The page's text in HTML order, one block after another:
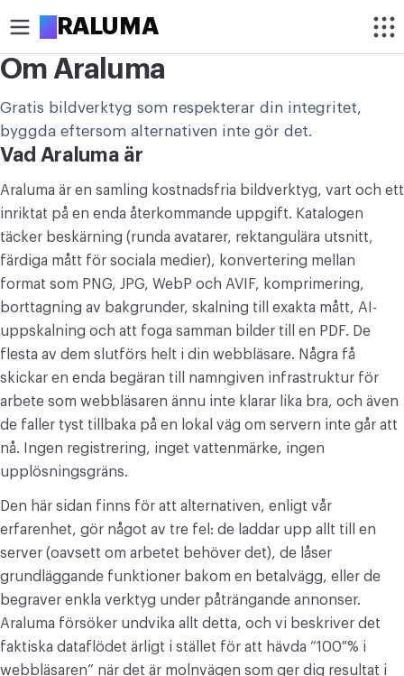
ARALUMA
Beskär bild
Beskär bild i cirkel
OPTIMERA
Komprimera bild
Förstora bild
Ta bort bakgrund
REDIGERA
Ändra bildstorlek
KONVERTERA
Konvertera
ÖVRIGA
JPG till PDF
Om Araluma
Gratis bildverktyg som respekterar din integritet,
byggda eftersom alternativen inte gör det.
Vad Araluma är
Araluma är en samling kostnadsfria bildverktyg, vart och ett
inriktat på en enda återkommande uppgift. Katalogen
täcker beskärning (runda avatarer, rektangulära utsnitt,
färdiga mått för sociala medier), konvertering mellan
format som PNG, JPG, WebP och AVIF, komprimering,
borttagning av bakgrunder, skalning till exakta mått, AI-
uppskalning och att foga samman bilder till en PDF. De
flesta av dem slutförs helt i din webbläsare. Några få
skickar en enda begäran till namngiven infrastruktur för
arbete som webbläsaren ännu inte klarar lika bra, och även
de faller tyst tillbaka på en lokal väg om servern inte går att
nå. Ingen registrering, inget vattenmärke, ingen
upplösningsgräns.
Den här sidan finns för att alternativen, enligt vår
erfarenhet, gör något av tre fel: de laddar upp allt till en
server (oavsett om arbetet behöver det), de låser
grundläggande funktioner bakom en betalvägg, eller de
begraver enkla verktyg under påträngande annonser.
Araluma försöker undvika allt detta, och vi beskriver det
faktiska dataflödet ärligt i stället för att hävda “100 % i
webbläsaren” när det är molnvägen som ger dig resultat i